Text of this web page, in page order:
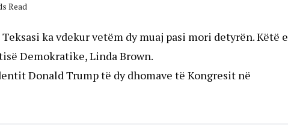
Read
ka vdekur vetëm dy muaj pasi mori detyrën. Këtë e
Demokratike, Linda Brown.
Donald Trump të dy dhomave të Kongresit në